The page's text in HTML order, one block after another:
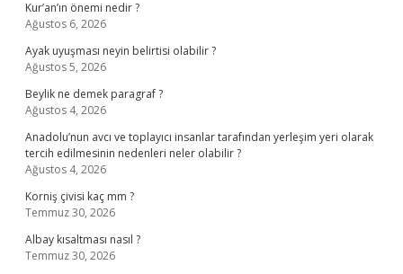
Kur’an’ın önemi nedir ?
Ağustos 6, 2026
Ayak uyuşması neyin belirtisi olabilir ?
Ağustos 5, 2026
Beylik ne demek paragraf ?
Ağustos 4, 2026
Anadolu’nun avcı ve toplayıcı insanlar tarafından yerleşim yeri olarak
tercih edilmesinin nedenleri neler olabilir ?
Ağustos 4, 2026
Korniş çivisi kaç mm ?
Temmuz 30, 2026
Albay kısaltması nasıl ?
Temmuz 30, 2026